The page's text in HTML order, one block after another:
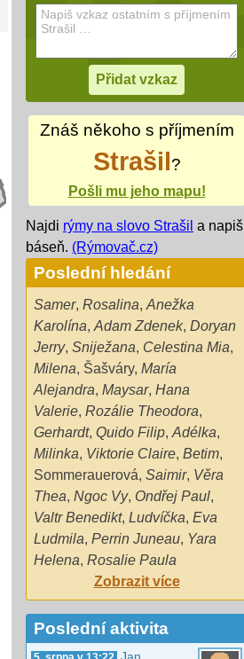
Znáš někoho s příjmením
Strašil ?
Pošli mu jeho mapu!
Najdi rýmy na slovo Strašil a napiš
báseň. (Rýmovač.cz)
Poslední hledání
Samer, Rosalina, Anežka
Karolína, Adam Zdenek, Doryan
Jerry, Sniježana, Celestina Mia,
Milena, Šašváry, María
Alejandra, Maysar, Hana
Valerie, Rozálie Theodora,
Gerhardt, Quido Filip, Adélka,
Milinka, Viktorie Claire, Betim,
Sommerauerová, Saimir, Věra
Thea, Ngoc Vy, Ondřej Paul,
Valtr Benedikt, Ludvíčka, Eva
Ludmila, Perrin Juneau, Yara
Helena, Rosalie Paula
Zobrazit více
Poslední aktivita
Jan